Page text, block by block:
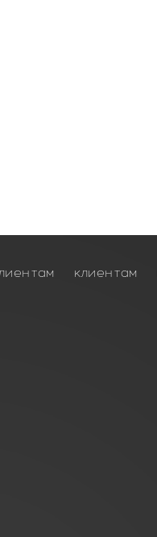
клиентам